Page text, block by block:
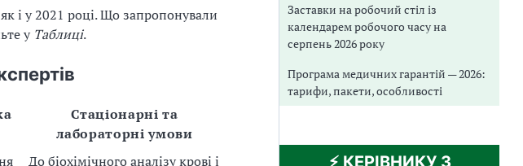
і у 2021 році. Що запропонували
у Таблиці.
Стаціонарні та
лабораторні умови
До біохімічного аналізу крові і
Заставки на робочий стіл із
календарем робочого часу на
серпень 2026 року
Програма медичних гарантій — 2026:
тарифи, пакети, особливості
⚡️ КЕРІВНИКУ З